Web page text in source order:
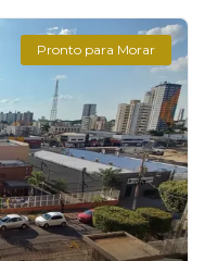
Pronto para Morar